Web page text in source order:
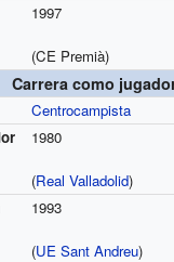
1997
(CE Premià)
Carrera como
Centrocampista
1980
(Real Valladolid)
1993
(UE Sant Andreu)